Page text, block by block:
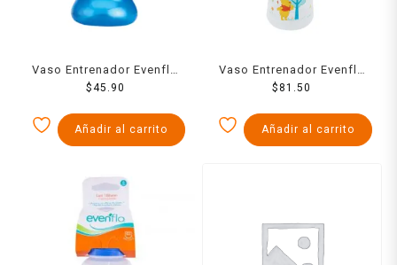
Vaso Entrenador Evenflo
Twist Boquilla Dura Nino
$45.90
Añadir al carrito
Vaso Entrenador Evenflo
Pooh
$ 81.50
Añadir al carrito